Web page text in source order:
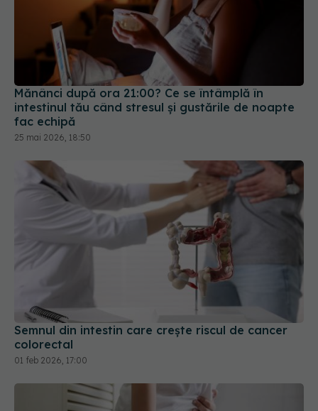
Mănânci după ora 21:00? Ce se întâmplă în
intestinul tău când stresul și gustările de noapte
fac echipă
25 mai 2026, 18:50
Semnul din intestin care crește riscul de cancer
colorectal
01 feb 2026, 17:00